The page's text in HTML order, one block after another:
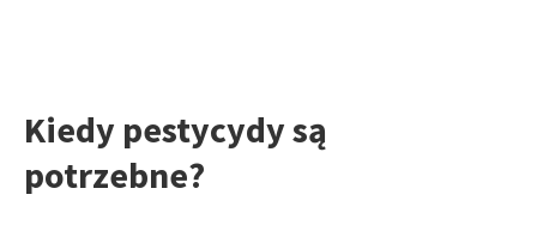
Kiedy pestycydy są
potrzebne?